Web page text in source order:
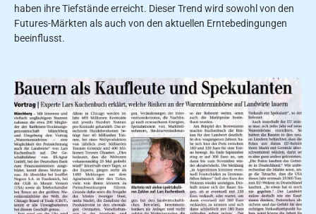
haben ihre Tiefstände erreicht. Dieser Trend wird sowohl von den
Futures-Märkten als auch von den aktuellen Erntebedingungen
beeinflusst.